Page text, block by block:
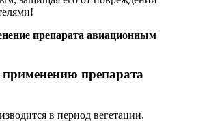
препарата авиационным
препарата
в период вегетации.